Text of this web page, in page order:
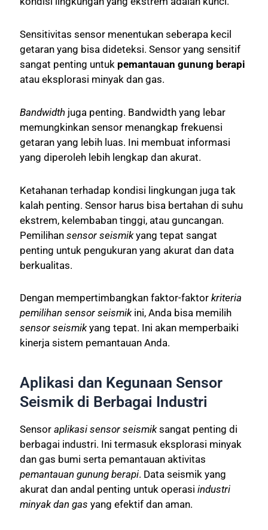
Sensitivitas sensor menentukan seberapa kecil
getaran yang bisa dideteksi. Sensor yang sensitif
sangat penting untuk pemantauan gunung berapi
atau eksplorasi minyak dan gas.
Bandwidth juga penting. Bandwidth yang lebar
memungkinkan sensor menangkap frekuensi
getaran yang lebih luas. Ini membuat informasi
yang diperoleh lebih lengkap dan akurat.
Ketahanan terhadap kondisi lingkungan juga tak
kalah penting. Sensor harus bisa bertahan di suhu
ekstrem, kelembaban tinggi, atau guncangan.
Pemilihansensor seismikyang tepat sangat
penting untuk pengukuran yang akurat dan data
berkualitas.
Dengan mempertimbangkan faktor-faktorkriteria
pemilihan sensor seismikini, Anda bisa memilih
sensor seismikyang tepat. Ini akan memperbaiki
kinerja sistem pemantauan Anda.
Aplikasi dan Kegunaan Sensor
Seismik di Berbagai Industri
Sensoraplikasi sensor seismiksangat penting di
berbagai industri. Ini termasuk eksplorasi minyak
dan gas bumi serta pemantauan aktivitas
pemantauan gunung berapi. Data seismik yang
akurat dan andal penting untuk operasiindustri
minyak dan gas yang efektif dan aman.